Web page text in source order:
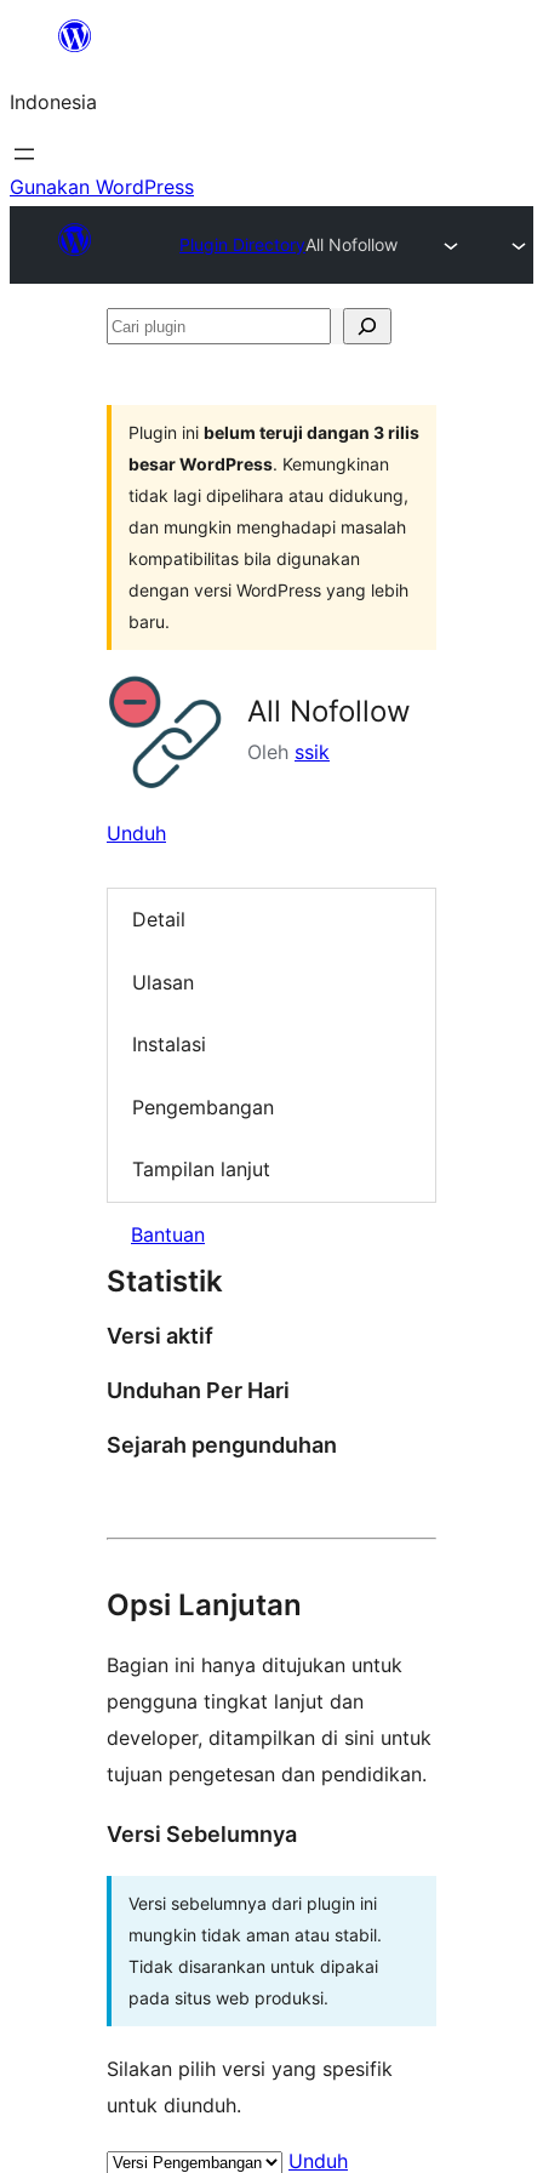
Lewati
konten
Indonesia
Gunakan WordPress
Plugin DirectoryAll Nofollow
Cari
Plugin ini belum teruji dangan 3 rilis
besar WordPress. Kemungkinan
tidak lagi dipelihara atau didukung,
dan mungkin menghadapi masalah
kompatibilitas bila digunakan
dengan versi WordPress yang lebih
baru.
All Nofollow
Oleh ssik
Unduh
Detail
Ulasan
Instalasi
Pengembangan
Tampilan lanjut
Bantuan
Statistik
Versi aktif
Unduhan Per Hari
Sejarah pengunduhan
Opsi Lanjutan
Bagian ini hanya ditujukan untuk
pengguna tingkat lanjut dan
developer, ditampilkan di sini untuk
tujuan pengetesan dan pendidikan.
Versi Sebelumnya
Versi sebelumnya dari plugin ini
mungkin tidak aman atau stabil.
Tidak disarankan untuk dipakai
pada situs web produksi.
Silakan pilih versi yang spesifik
untuk diunduh.
Unduh